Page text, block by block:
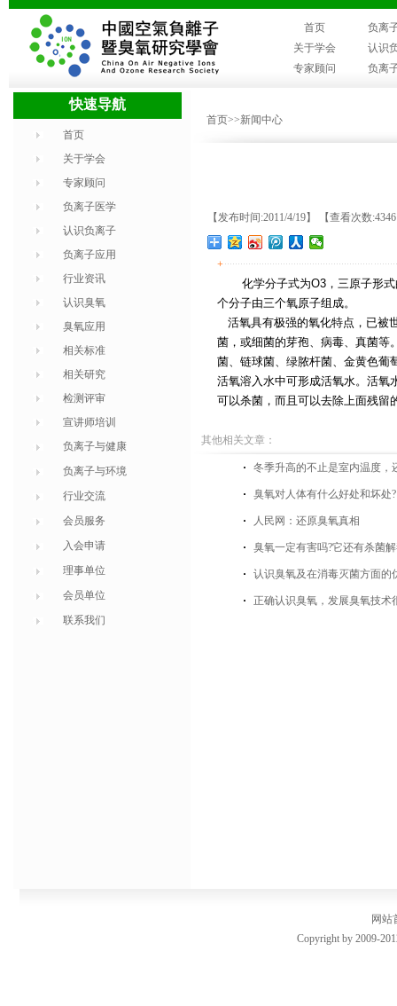
首页
负离
关于学会
认识
专家顾问
负离
快速导航
首页
关于学会
专家顾问
负离子医学
认识负离子
负离子应用
行业资讯
认识臭氧
臭氧应用
相关标准
相关研究
检测评审
宣讲师培训
负离子与健康
负离子与环境
行业交流
会员服务
入会申请
理事单位
会员单位
联系我们
首页>>新闻中心
【发布时间:2011/4/19】 【查看次数
+
化学分子式为O3 ，三原子形
个分子由三个氧原子组成。
活氧具有极强的氧化特点，已被
菌，或细菌的芽孢、病毒、真菌等
菌、链球菌、绿脓杆菌、金黄色葡
活氧溶入水中可形成活氧水。活氧
可以杀菌，而且可以去除上面残留
其他相关文章：
冬季升高的不止是室内温度，
臭氧对人体有什么好处和坏处?
人民网：还原臭氧真相
臭氧一定有害吗?它还有杀菌
认识臭氧及在消毒灭菌方面的
正确认识臭氧，发展臭氧技术
网站
Copyright by 2009-